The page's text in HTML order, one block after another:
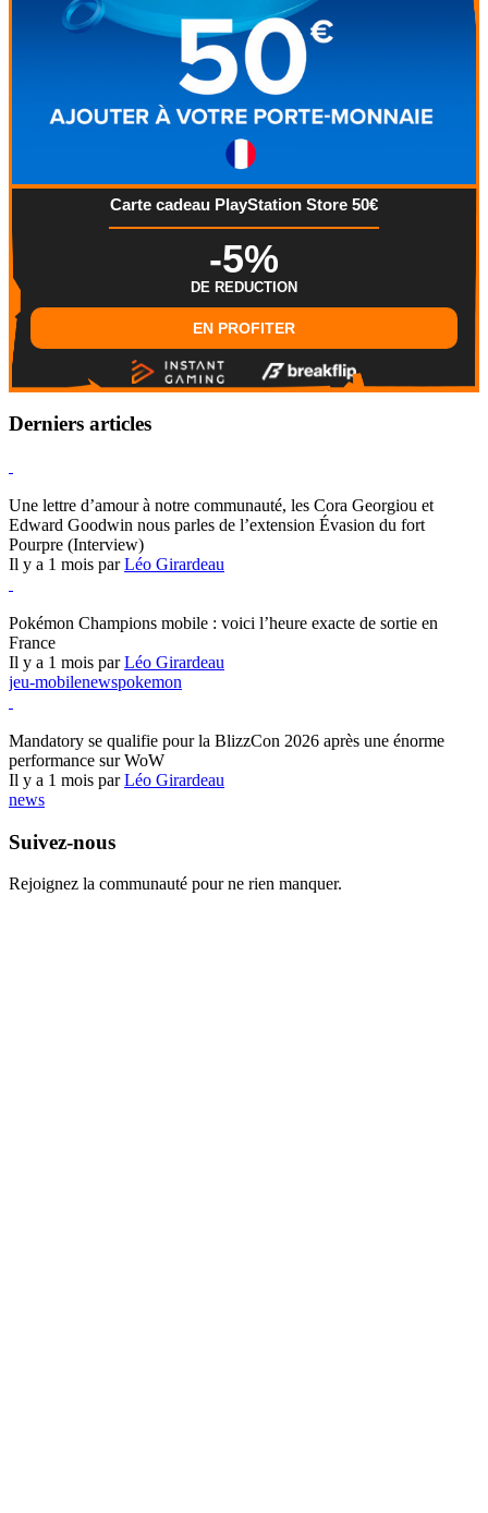
Carte cadeau PlayStation Store 50€
-5%
DE REDUCTION
EN PROFITER
Derniers articles
Une lettre d’amour à notre communauté, les Cora Georgiou et
Edward Goodwin nous parles de l’extension Évasion du fort
Pourpre (Interview)
Il y a 1 mois parLéo Girardeau
Pokémon Champions mobile : voici l’heure exacte de sortie en
France
Il y a 1 mois parLéo Girardeau
jeu-mobilenewspokemon
Mandatory se qualifie pour la BlizzCon 2026 après une énorme
performance sur WoW
Il y a 1 mois parLéo Girardeau
news
Suivez-nous
Rejoignez la communauté pour ne rien manquer.